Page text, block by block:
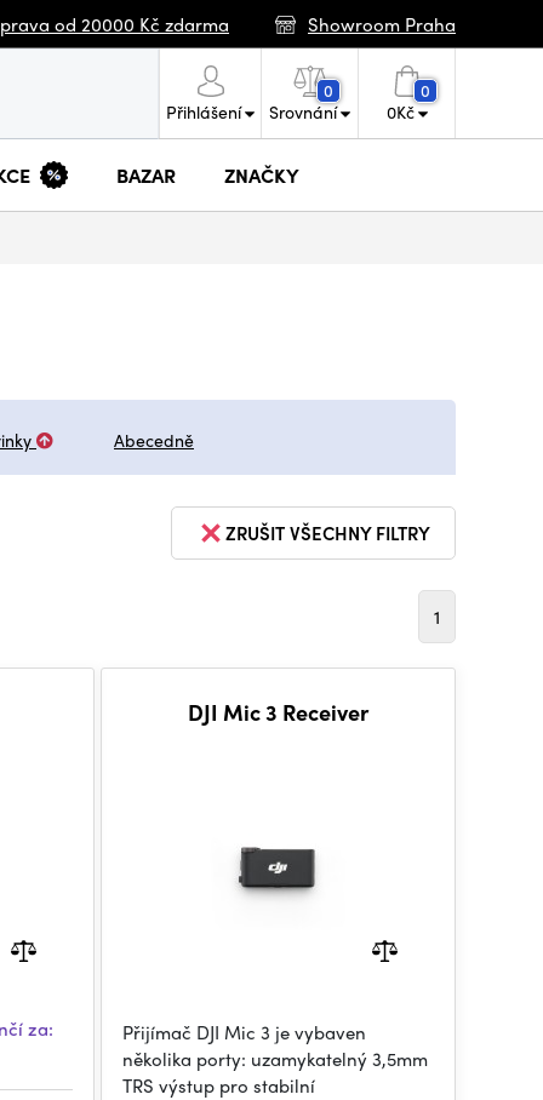
od 20000 Kč zdarma Showroom Praha
Přihlášení
0
Srovnání
0
0Kč
BAZAR ZNAČKY
Abecedně
ZRUŠIT VŠECHNY FILTRY
1
za:
DJI Mic 3 Receiver
Přijímač DJI Mic 3 je vybaven
několika porty: uzamykatelný 3,5mm
TRS výstup pro stabilní